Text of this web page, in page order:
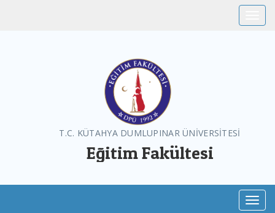
T.C. KÜTAHYA DUMLUPINAR ÜNİVERSİTESİ
Eğitim Fakültesi